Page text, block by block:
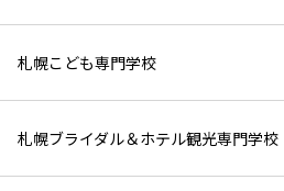
札幌こども専門学校
札幌ブライダル＆ホテル観光専門学校